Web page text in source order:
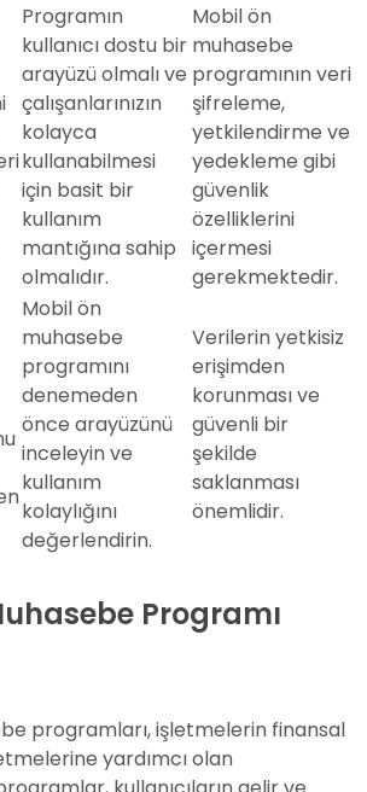
Programın
kullanıcı dostu bir
arayüzü olmalı ve
çalışanlarınızın
kolayca
kullanabilmesi
için basit bir
kullanım
mantığına sahip
olmalıdır.
Mobil ön
muhasebe
programının veri
şifreleme,
yetkilendirme ve
yedekleme gibi
güvenlik
özelliklerini
içermesi
gerekmektedir.
Mobil ön
muhasebe
programını
denemeden
önce arayüzünü
inceleyin ve
kullanım
kolaylığını
değerlendirin.
Verilerin yetkisiz
erişimden
korunması ve
güvenli bir
şekilde
saklanması
önemlidir.
Programı
programları, işletmelerin finansal
yardımcı olan